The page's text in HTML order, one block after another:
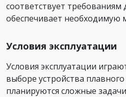
соответствует требованиям
обеспечивает необходимую
Условия эксплуатации
Условия эксплуатации
выборе устройства плавного
планируются сложные